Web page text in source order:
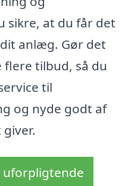
sikre, at du får det
anlæg. Gør det
tilbud, så du
til
og nyde godt af
uforpligtende